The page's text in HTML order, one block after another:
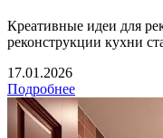
Креативные идеи для
реконструкции кухни
17.01.2026
Подробнее